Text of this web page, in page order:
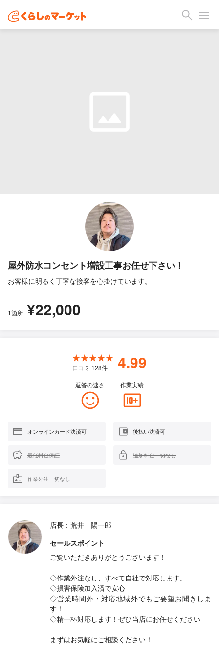
屋外防水コンセント増設工事お任せ下さい！
お客様に明るく丁寧な接客を心掛けています。
1箇所 ¥22,000
口コミ 128件 4.99
返答の速さ 作業実績
オンラインカード決済可 後払い決済可
最低料金保証 追加料金一切なし
作業外注一切なし
店長：荒井 陽一郎
セールスポイント
ご覧いただきありがとうございます！
◇作業外注なし、すべて自社で対応します。
◇損害保険加入済で安心
◇営業時間外・対応地域外でもご要望お聞きしま
す！
◇精一杯対応します！ぜひ当店にお任せください
まずはお気軽にご相談ください！